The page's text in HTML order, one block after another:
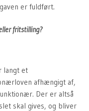
er fuldført.
fritstilling?
langt et
afhængigt af,
Der er altså
skal gives, og bliver